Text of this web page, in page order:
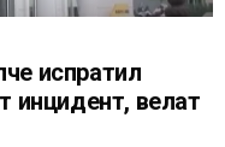
испратил
инцидент, велат